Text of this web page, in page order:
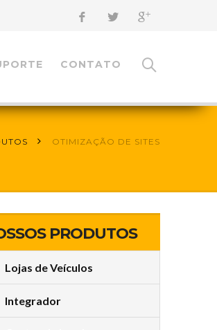
CONTATO
OTIMIZAÇÃO DE SITES
PRODUTOS
Lojas de Veículos
Integrador